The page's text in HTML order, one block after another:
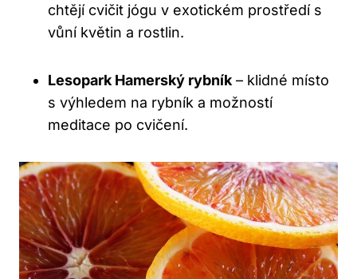
chtějí cvičit jógu v exotickém prostředí s
vůní květin a rostlin.
Lesopark Hamerský rybník – klidné místo
s výhledem na rybník a možností
meditace po cvičení.